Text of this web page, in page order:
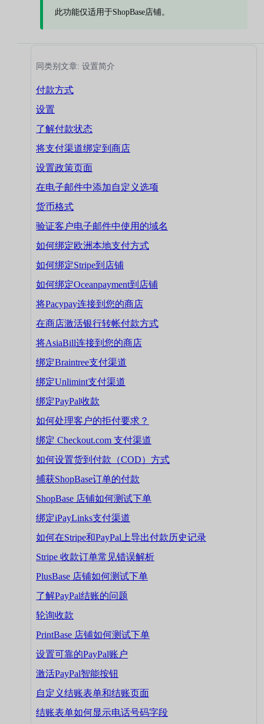
此功能仅适用于ShopBase店铺。
同类别文章: 设置简介
付款方式
设置
了解付款状态
将支付渠道绑定到商店
设置政策页面
在电子邮件中添加自定义选项
货币格式
验证客户电子邮件中使用的域名
如何绑定欧洲本地支付方式
如何绑定Stripe到店铺
如何绑定Oceanpayment到店铺
将Pacypay连接到您的商店
在商店激活银行转帐付款方式
将AsiaBill连接到您的商店
绑定Braintree支付渠道
绑定Unlimint支付渠道
绑定PayPal收款
如何处理客户的拒付要求？
绑定 Checkout.com 支付渠道
如何设置货到付款（COD）方式
捕获ShopBase订单的付款
ShopBase 店铺如何测试下单
绑定iPayLinks支付渠道
如何在Stripe和PayPal上导出付款历史记录
Stripe 收款订单常见错误解析
PlusBase 店铺如何测试下单
了解PayPal结账的问题
轮询收款
PrintBase 店铺如何测试下单
设置可靠的PayPal账户
激活PayPal智能按钮
自定义结账表单和结账页面
结账表单如何显示电话号码字段